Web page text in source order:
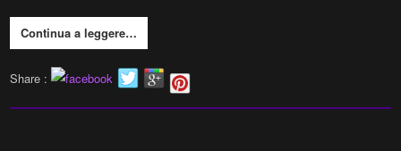
Continua a leggere…
Share :